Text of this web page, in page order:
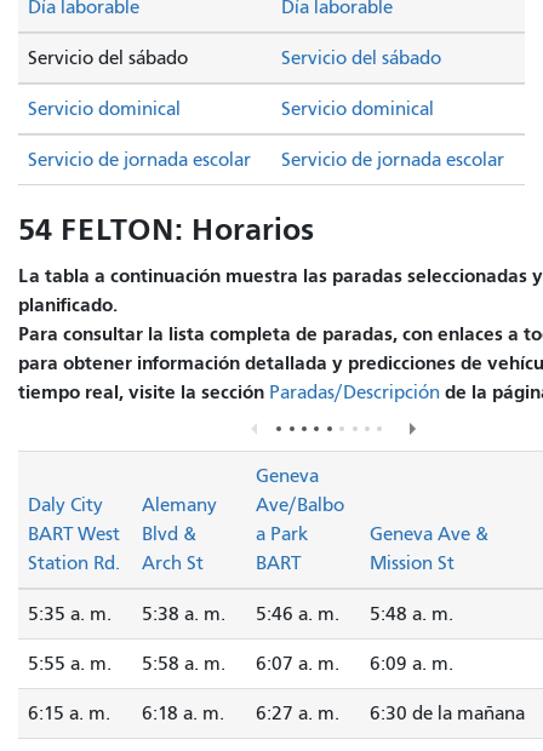
Servicio del sábado Servicio del sábado
Servicio dominical Servicio dominical
Día laborable Día laborable
Servicio de jornada escolar Servicio de jornada escolar
54 FELTON: Horarios
La tabla a continuación muestra las paradas seleccionadas
planificado.
Para consultar la lista completa de paradas, con enlaces a
para obtener información detallada y predicciones de
tiempo real, visite la sección Paradas/Descripción de la
Daly City
BART West
Station Rd.
Alemany
Blvd &
Arch St
Geneva
Ave/Balbo
a Park
BART
Geneva Ave &
Mission St
5:35 a. m. 5:38 a. m. 5:46 a. m. 5:48 a. m.
5:55 a. m. 5:58 a. m. 6:07 a. m. 6:09 a. m.
6:15 a. m. 6:18 a. m. 6:27 a. m. 6:30 de la mañana